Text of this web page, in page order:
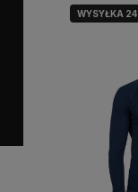
Skorzystaj z
WYSYŁKA